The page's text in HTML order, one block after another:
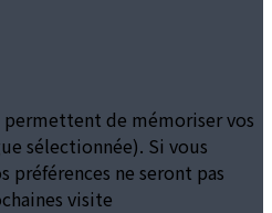
permettent de mémoriser vos
sélectionnée). Si vous
préférences ne seront pas
visite